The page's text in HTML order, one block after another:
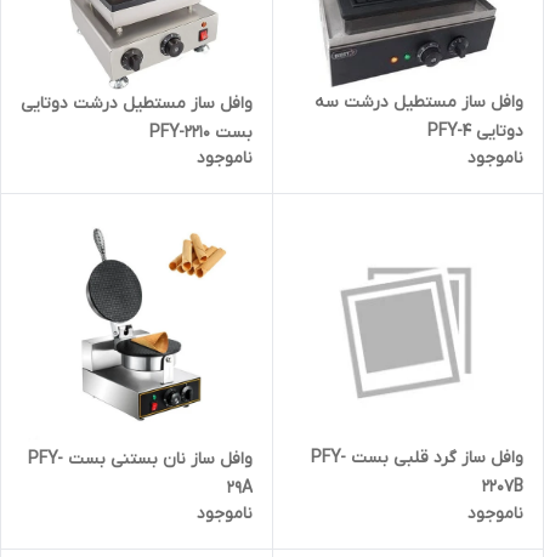
وافل ساز مستطیل درشت سه
دوتایی PFY-4
ناموجود
وافل ساز مستطیل درشت دوتایی
بست PFY-2210
ناموجود
وافل ساز گرد قلبی بست PFY-
2207B
ناموجود
وافل ساز نان بستنی بست PFY-
29A
ناموجود